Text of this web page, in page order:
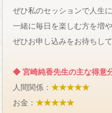
ぜひ私のセッションで人生
一緒に毎日を楽しむ方を増
ぜひお申し込みをお待ちして
◆ 宮崎純香先生の主な得意
人間関係：★★★★★
お金：★★★★★